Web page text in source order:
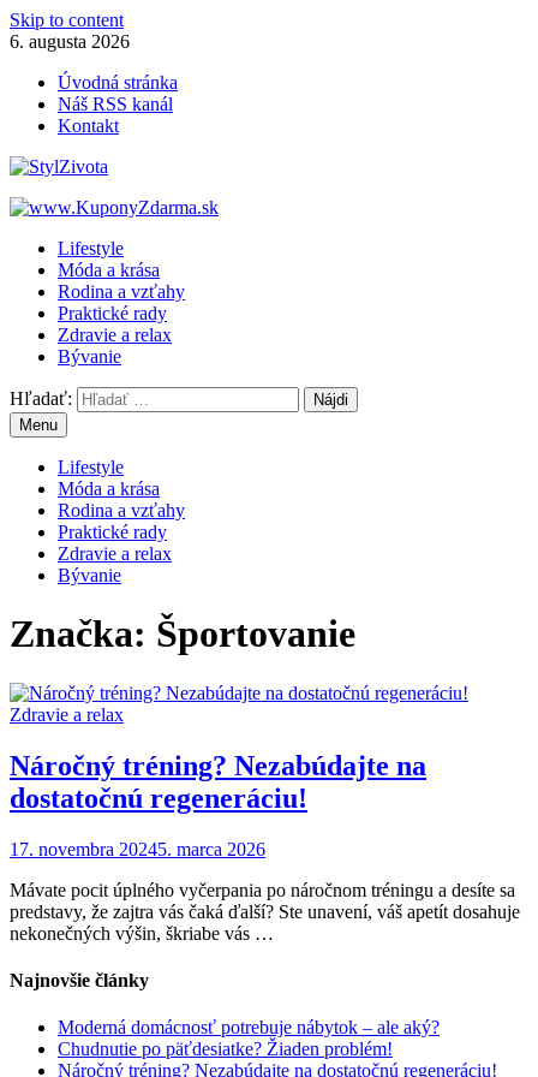
Skip to content
6. augusta 2026
Úvodná stránka
Náš RSS kanál
Kontakt
Lifestyle
Móda a krása
Rodina a vzťahy
Praktické rady
Zdravie a relax
Bývanie
Hľadať:
Menu
Lifestyle
Móda a krása
Rodina a vzťahy
Praktické rady
Zdravie a relax
Bývanie
Značka: Športovanie
Zdravie a relax
Náročný tréning? Nezabúdajte na
dostatočnú regeneráciu!
17. novembra 20245. marca 2026
Mávate pocit úplného vyčerpania po náročnom tréningu a desíte sa
predstavy, že zajtra vás čaká ďalší? Ste unavení, váš apetít dosahuje
nekonečných výšin, škriabe vás …
Najnovšie články
Moderná domácnosť potrebuje nábytok – ale aký?
Chudnutie po päťdesiatke? Žiaden problém!
Náročný tréning? Nezabúdajte na dostatočnú regeneráciu!